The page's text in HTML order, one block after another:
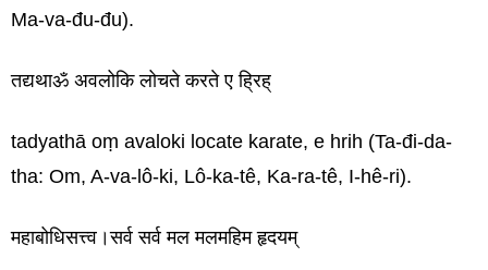
Ma-va-đu-đu).
तद्यथाॐ अवलोकि लोचते करते ए ह्रिह्
tadyathā oṃ avaloki locate karate, e hrih (Ta-đi-da-
tha: Om, A-va-lô-ki, Lô-ka-tê, Ka-ra-tê, I-hê-ri).
महाबोधिसत्त्व।सर्व सर्व मल मलमहिम हृदयम्